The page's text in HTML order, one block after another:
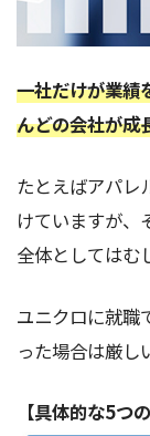
一社だけが業績
んどの会社が成
たとえばアパレ
けていますが、
全体としてはむ
ユニクロに就職
った場合は厳し
【具体的な5つ